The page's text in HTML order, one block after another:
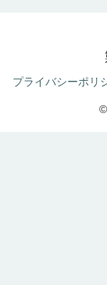
プライバシーポリ